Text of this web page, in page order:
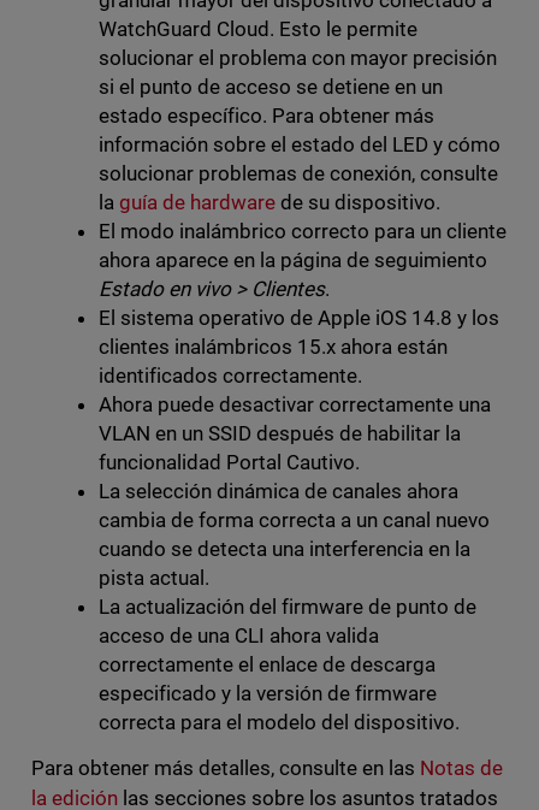
WatchGuard Cloud. Esto le permite
solucionar el problema con mayor precisión
si el punto de acceso se detiene en un
estado específico. Para obtener más
información sobre el estado del LED y cómo
solucionar problemas de conexión, consulte
la guía de hardwarede su dispositivo.
El modo inalámbrico correcto para un cliente
ahora aparece en la página de seguimiento
Estado en vivo > Clientes.
El sistema operativo de Apple iOS 14.8 y los
clientes inalámbricos 15.x ahora están
identificados correctamente.
Ahora puede desactivar correctamente una
VLAN en un SSID después de habilitar la
funcionalidad Portal Cautivo.
La selección dinámica de canales ahora
cambia de forma correcta a un canal nuevo
cuando se detecta una interferencia en la
pista actual.
La actualización del firmware de punto de
acceso de una CLI ahora valida
correctamente el enlace de descarga
especificado y la versión de firmware
correcta para el modelo del dispositivo.
Para obtener más detalles, consulte en las Notas de
la ediciónlas secciones sobre los asuntos tratados